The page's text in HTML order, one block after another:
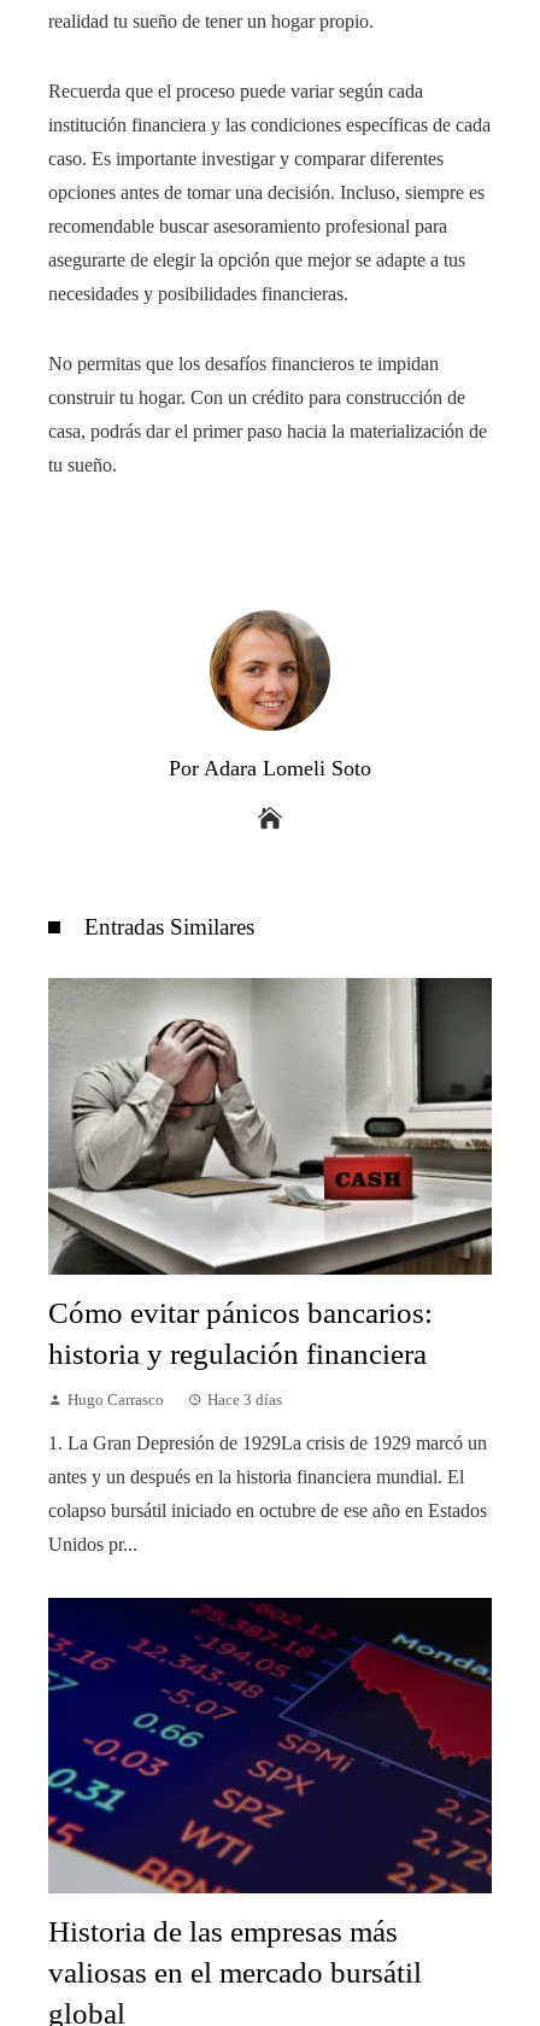
realidad tu sueño de tener un hogar propio.
Recuerda que el proceso puede variar según cada
institución financiera y las condiciones específicas de cada
caso. Es importante investigar y comparar diferentes
opciones antes de tomar una decisión. Incluso, siempre es
recomendable buscar asesoramiento profesional para
asegurarte de elegir la opción que mejor se adapte a tus
necesidades y posibilidades financieras.
No permitas que los desafíos financieros te impidan
construir tu hogar. Con un crédito para construcción de
casa, podrás dar el primer paso hacia la materialización de
tu sueño.
Por Adara Lomeli Soto
Entradas Similares
Cómo evitar pánicos bancarios:
historia y regulación financiera
Hugo Carrasco Hace 3 días
1. La Gran Depresión de 1929La crisis de 1929 marcó un
antes y un después en la historia financiera mundial. El
colapso bursátil iniciado en octubre de ese año en Estados
Unidos pr...
Historia de las empresas más
valiosas en el mercado bursátil
global